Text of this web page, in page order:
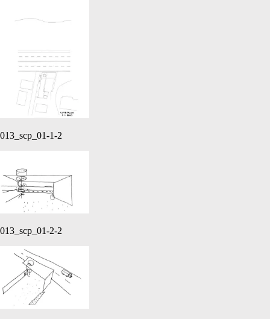
013_scp_01-1-2
013_scp_01-2-2